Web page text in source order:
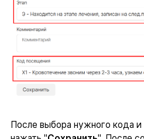
После выбора нужного кода